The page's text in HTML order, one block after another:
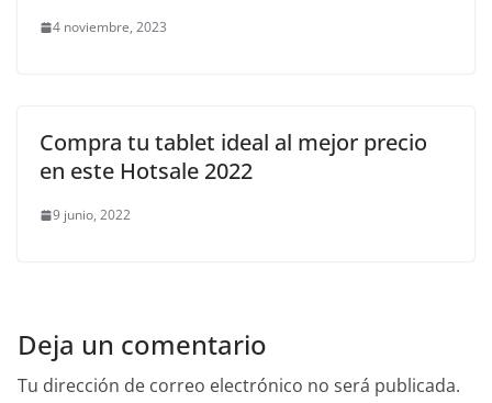
4 noviembre, 2023
Compra tu tablet ideal al mejor precio
en este Hotsale 2022
9 junio, 2022
Deja un comentario
Tu dirección de correo electrónico no será publicada.